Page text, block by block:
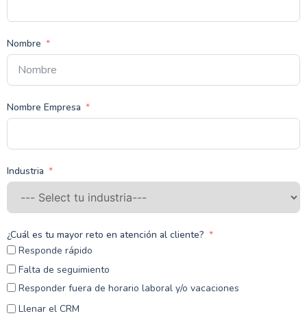
Nombre
Nombre Empresa
Industria
¿Cuál es tu mayor reto en atención al cliente?
Responde rápido
Falta de seguimiento
Responder fuera de horario laboral y/o vacaciones
Llenar el CRM